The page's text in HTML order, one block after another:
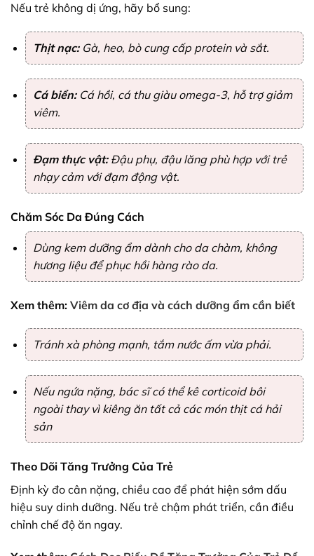
Nếu trẻ không dị ứng, hãy bổ sung:
Thịt nạc:Gà, heo, bò cung cấp protein và sắt.
Cá biển:Cá hồi, cá thu giàu omega-3, hỗ trợ giảm
viêm.
Đạm thực vật:Đậu phụ, đậu lăng phù hợp với trẻ
nhạy cảm với đạm động vật.
Chăm Sóc Da Đúng Cách
Dùng kem dưỡng ẩm dành cho da chàm, không
hương liệu để phục hồi hàng rào da.
Xem thêm: Viêm da cơ địa và cách dưỡng ẩm cần biết
Tránh xà phòng mạnh, tắm nước ấm vừa phải.
Nếu ngứa nặng, bác sĩ có thể kê corticoid bôi
ngoài thay vì kiêng ăn tất cả các món thịt cá hải
sản
Theo Dõi Tăng Trưởng Của Trẻ
Định kỳ đo cân nặng, chiều cao để phát hiện sớm dấu
hiệu suy dinh dưỡng. Nếu trẻ chậm phát triển, cần điều
chỉnh chế độ ăn ngay.